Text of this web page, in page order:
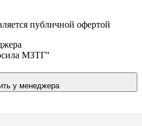
публичной офертой
МЗТГ"
у менеджера